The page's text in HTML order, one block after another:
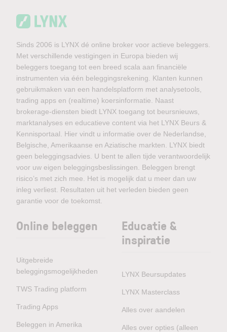
Sinds 2006 is LYNX dé online broker voor actieve beleggers.
Met verschillende vestigingen in Europa bieden wij
beleggers toegang tot een breed scala aan financiële
instrumenten via één beleggingsrekening. Klanten kunnen
gebruikmaken van een handelsplatform met analysetools,
trading apps en (realtime) koersinformatie. Naast
brokerage-diensten biedt LYNX toegang tot beursnieuws,
marktanalyses en educatieve content via het LYNX Beurs &
Kennisportaal. Hier vindt u informatie over de Nederlandse,
Belgische, Amerikaanse en Aziatische markten. LYNX biedt
geen beleggingsadvies. U bent te allen tijde verantwoordelijk
voor uw eigen beleggingsbeslissingen. Beleggen brengt
risico’s met zich mee. Het is mogelijk dat u meer dan uw
inleg verliest. Resultaten uit het verleden bieden geen
garantie voor de toekomst.
Online beleggen
Uitgebreide
beleggingsmogelijkheden
TWS Trading platform
Trading Apps
Beleggen in Amerika
Educatie &
inspiratie
LYNX Beursupdates
LYNX Masterclass
Alles over aandelen
Alles over opties (alleen